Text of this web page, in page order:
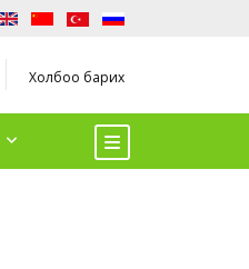
Холбоо барих